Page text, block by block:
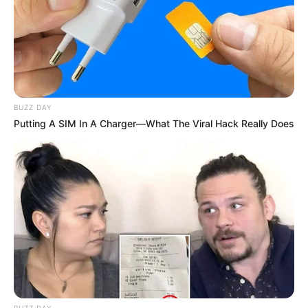
10 Pose Manekin Anti
Mainstream yang Konyol
Banget
8 Kata Lucu Seputar Malam
Minggu ala Jomblo yang Bikin
Ngenes
BUZZ DAY
Putting A SIM In A Charger—What The Viral Hack Really Does